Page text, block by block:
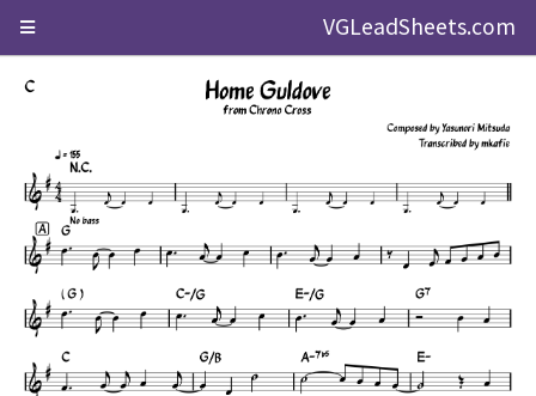
VGLeadSheets.com